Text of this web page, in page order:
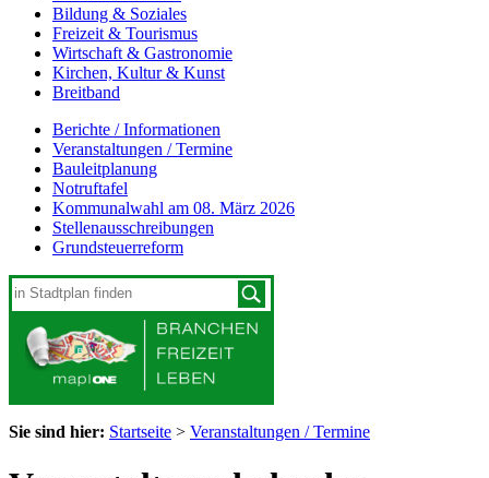
Bildung & Soziales
Freizeit & Tourismus
Wirtschaft & Gastronomie
Kirchen, Kultur & Kunst
Breitband
Berichte / Informationen
Veranstaltungen / Termine
Bauleitplanung
Notruftafel
Kommunalwahl am 08. März 2026
Stellenausschreibungen
Grundsteuerreform
Sie sind hier: Startseite > Veranstaltungen / Termine